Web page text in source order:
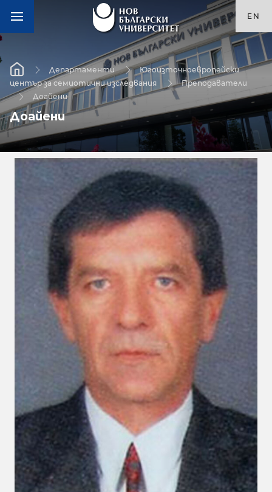
EN
Департаменти
Югоизточноевропейски
център за семиотични изследвания
Преподаватели
Доайени
Доайени